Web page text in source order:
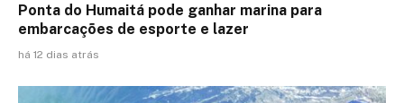
Ponta do Humaitá pode ganhar marina para
embarcações de esporte e lazer
há 12 dias atrás